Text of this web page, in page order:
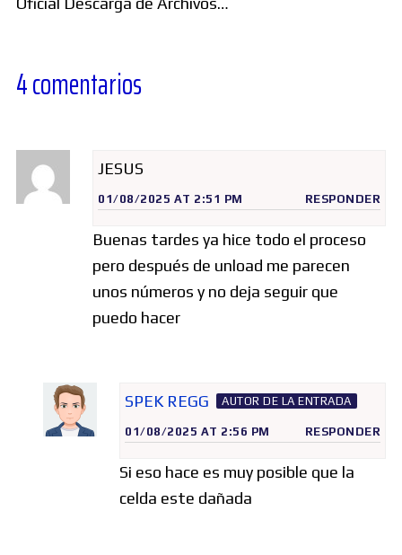
4 comentarios
JESUS
01/08/2025 AT 2:51 PM RESPONDER
Buenas tardes ya hice todo el proceso
pero después de unload me parecen
unos números y no deja seguir que
puedo hacer
SPEK REGG AUTOR DE LA ENTRADA
01/08/2025 AT 2:56 PM RESPONDER
Si eso hace es muy posible que la
celda este dañada